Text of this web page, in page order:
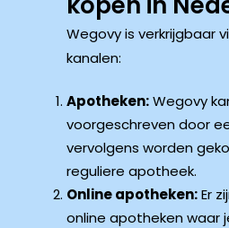
Wegovy is verkrijgbaar
kanalen:
Apotheken:Wegovy
voorgeschreven door
vervolgens worden
reguliere apotheek.
Online apotheken:Er
online apotheken waar